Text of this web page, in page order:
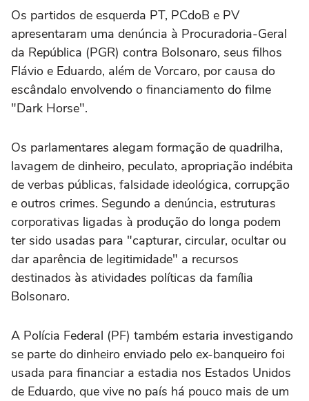
Os partidos de esquerda PT, PCdoB e PV
apresentaram uma denúncia à Procuradoria-Geral
da República (PGR) contra Bolsonaro, seus filhos
Flávio e Eduardo, além de Vorcaro, por causa do
escândalo envolvendo o financiamento do filme
"Dark Horse".
Os parlamentares alegam formação de quadrilha,
lavagem de dinheiro, peculato, apropriação indébita
de verbas públicas, falsidade ideológica, corrupção
e outros crimes. Segundo a denúncia, estruturas
corporativas ligadas à produção do longa podem
ter sido usadas para "capturar, circular, ocultar ou
dar aparência de legitimidade" a recursos
destinados às atividades políticas da família
Bolsonaro.
A Polícia Federal (PF) também estaria investigando
se parte do dinheiro enviado pelo ex-banqueiro foi
usada para financiar a estadia nos Estados Unidos
de Eduardo, que vive no país há pouco mais de um